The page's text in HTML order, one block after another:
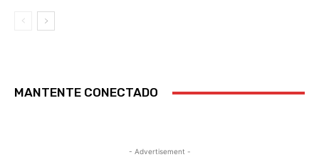
MANTENTE CONECTADO
- Advertisement -